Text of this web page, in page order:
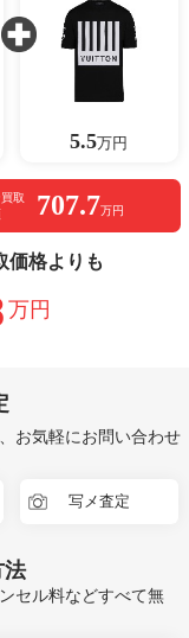
5.5万円
取
707.7万円
価格よりも
万円
お気軽にお問い合わせ
写メ査定
法
セル料などすべて無